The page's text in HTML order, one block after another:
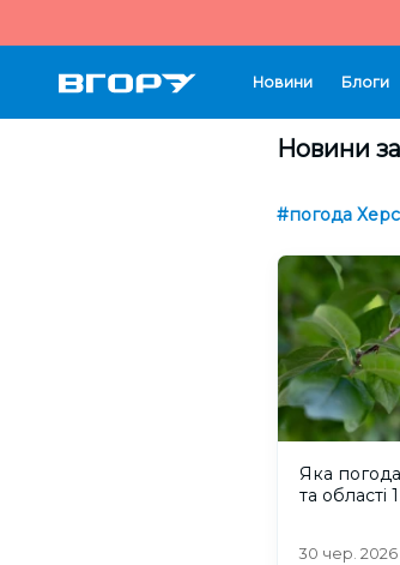
Новини Блоги
Новини
#погода
Яка погода
та
30 чер. 2026